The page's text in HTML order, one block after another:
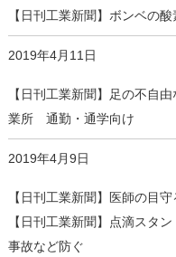
【日刊工業新聞】ボンベ
2019年4月11日
【日刊工業新聞】足の不
業所 通勤・通学向け
2019年4月9日
【日刊工業新聞】医師の
【日刊工業新聞】点滴ス
事故など防ぐ